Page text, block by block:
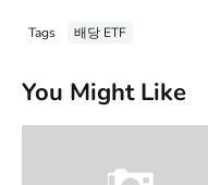
Tags 배당 ETF
You Might Like